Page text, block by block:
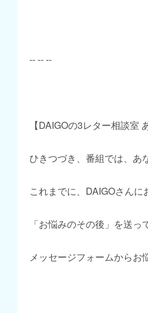
-- -- --
【DAIGOの3レター相談室
ひきつづき、番組では、あ
これまでに、DAIGOさんに
「お悩みのその後」を送
メッセージフォームからお